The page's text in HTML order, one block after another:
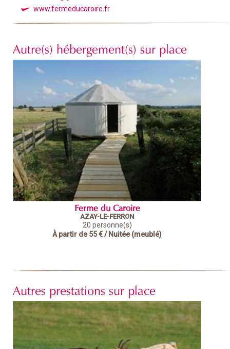
www.fermeducaroire.fr
Autre(s) hébergement(s) sur place
Ferme du Caroire
AZAY-LE-FERRON
20 personne(s)
À partir de55 €/ Nuitée (meublé)
Autres prestations sur place